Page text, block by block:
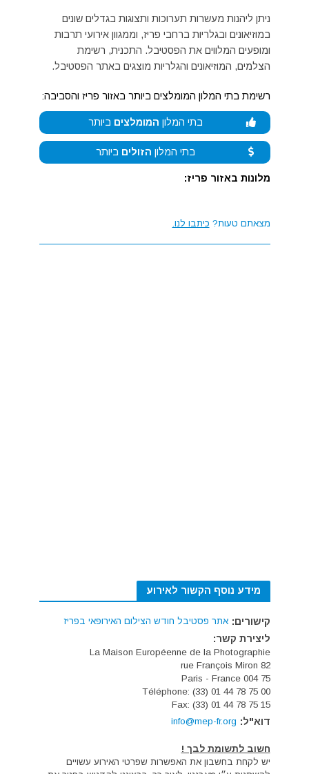
ניתן ליהנות מעשרות תערוכות ותצוגות בגדלים שונים
במוזיאונים ובגלריות ברחבי פריז, וממגוון אירועי תרבות
ומופעים המלווים את הפסטיבל. התכנית, רשימת
הצלמים, המוזיאונים והגלריות מוצגים באתר הפסטיבל.
רשימת בתי המלון המומלצים ביותר באזור פריז והסביבה:
בתי המלון המומלצים ביותר
בתי המלון הזולים ביותר
מלונות באזור פריז:
מצאתם טעות? כיתבו לנו.
מידע נוסף הקשור לאירוע
קישורים: אתר פסטיבל חודש הצילום האירופאי בפריז
ליצירת קשר:
La Maison Européenne de la Photographie
82 rue François Miron
75 004 Paris - France
Téléphone: (33) 01 44 78 75 00
Fax: (33) 01 44 78 75 15
דוא"ל: info@mep-fr.org
חשוב לתשומת לבך !
יש לקחת בחשבון את האפשרות שפרטי האירוע עשויים